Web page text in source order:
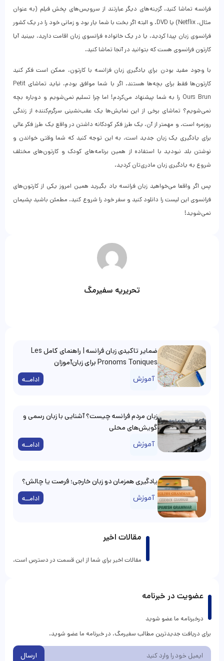
فرانسه تماشا کنید. گزینه‌های دیگر عبارتند از سرویس‌های پخش فیلم (به عنوان
مثال، Netflix) یا DVD. و البته اگر بخت با شما یار بود و زمانی خود را در یک کشور
فرانسوی زبان پیدا کردید، یا در یک خانواده فرانسوی زبان اقامت دارید، ببینید آیا
کارتون فرانسوی هست که بتوانید در آنجا تماشا کنید.
با وجود مفید بودن برای یادگیری زبان فزانسه با کارتون، ممکن است فکر کنید
کارتون‌ها فقط برای بچه‌ها هستند. اگر با شما موافق بودم، نباید تماشای Petit
Ours Brun را به شما پیشنهاد می‌کردم! اما چرا تسلیم نمی‌شویم و دوباره بچه
نمی‌شویم؟ تماشای برخی از این نمایش‌ها یک عقب‌نشینی سرگرم‌کننده از زندگی
روزمره است. و مهمتر از آن، یک طرز فکر کودکانه داشتن در واقع یک طرز فکر عالی
برای یادگیری یک زبان جدید است. به این توجه کنید که شما وقتی خواندن و
نوشتن بلد نبودید با استفاده از همین برنامه‌های کودک و کارتون‌های مختلف
شروع به یادگیری زبان مادری‌تان کردید.
پس اگر واقعا می‌خواهید زبان فرانسه یاد بگیرید همین‌ امروز یکی از کارتون‌های
فرانسوی این لیست را دانلود کنید و سفر خود را شروع کنید. مطمئن باشید پشیمان
نمی‌شوید!
تحریریه سفیرمگ
مقالات اخیر
مقالات اخیر برای شما از این قسمت در دسترس است.
ضمایر تاکیدی زبان فرانسه | راهنمای کامل Les
Pronoms Toniques برای زبان‌آموزان
آموزش ادامــه
زبان مردم فرانسه چیست؟ آشنایی با زبان رسمی و
گویش‌های محلی
آموزش ادامــه
یادگیری همزمان دو زبان خارجی؛ فرصت یا چالش؟
آموزش ادامــه
عضویت در خبرنامه
درخبرنامه ما عضو شوید
برای دریافت جدیدترین مطالب سفیرمگ، در خبرنامه ما عضو شوید.
ارسال